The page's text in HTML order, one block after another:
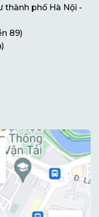
thành phố Hà Nội -
89)